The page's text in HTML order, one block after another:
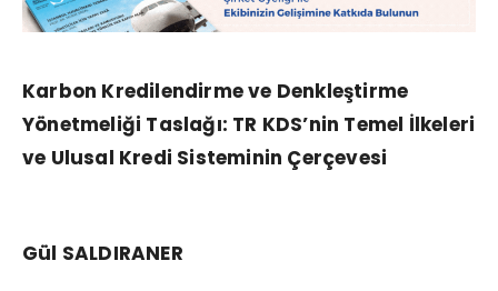
Karbon Kredilendirme ve Denkleştirme
Yönetmeliği Taslağı: TR KDS’nin Temel İlkeleri
ve Ulusal Kredi Sisteminin Çerçevesi
Gül SALDIRANER